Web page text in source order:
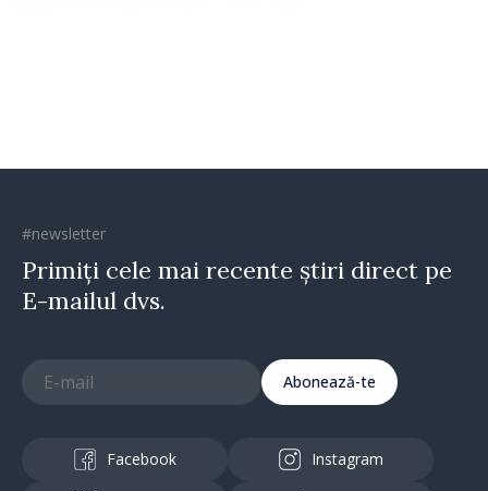
#newsletter
Primiți cele mai recente știri direct pe
E-mailul dvs.
Abonează-te
Facebook Instagram